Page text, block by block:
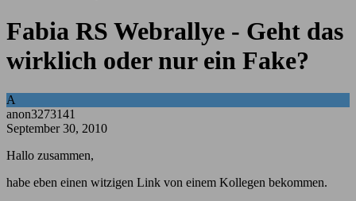
Fabia RS Webrallye - Geht das
wirklich oder nur ein Fake?
A
anon3273141
September 30, 2010
Hallo zusammen,
habe eben einen witzigen Link von einem Kollegen bekommen.